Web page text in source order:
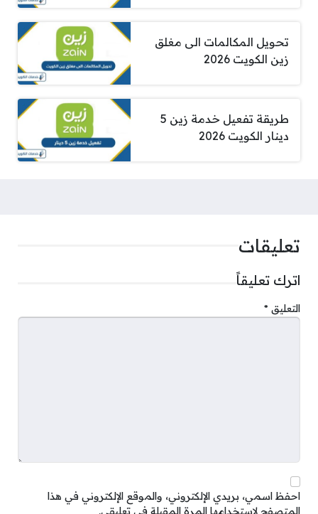
تحويل المكالمات الى مغلق
زين الكويت 2026
طريقة تفعيل خدمة زين 5
دينار الكويت 2026
تعليقات
اترك تعليقاً
التعليق *
احفظ اسمي، بريدي الإلكتروني، والموقع الإلكتروني في هذا
المتصفح لاستخدامها المرة المقبلة في تعليقي.